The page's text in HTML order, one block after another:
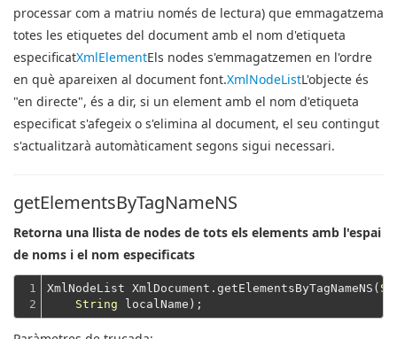
processar com a matriu només de lectura) que emmagatzema
totes les etiquetes del document amb el nom d'etiqueta
especificatXmlElementEls nodes s'emmagatzemen en l'ordre
en què apareixen al document font.XmlNodeListL'objecte és
"en directe", és a dir, si un element amb el nom d'etiqueta
especificat s'afegeix o s'elimina al document, el seu contingut
s'actualitzarà automàticament segons sigui necessari.
getElementsByTagNameNS
Retorna una llista de nodes de tots els elements amb l'espai
de noms i el nom especificats
1
2
XmlNodeList XmlDocument.getElementsByTagNameNS(
String